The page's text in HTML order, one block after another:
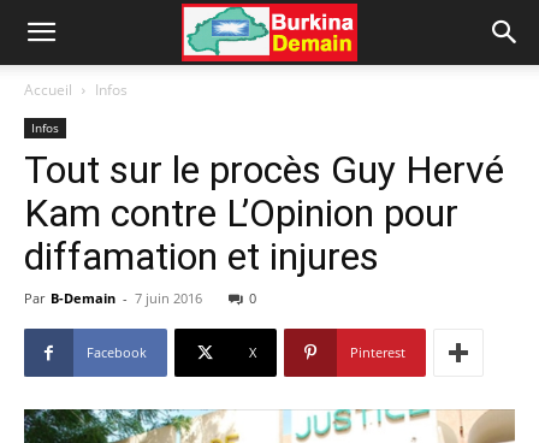
Accueil Infos
Infos
Tout sur le procès Guy Hervé
Kam contre L’Opinion pour
diffamation et injures
Par B-Demain - 7 juin 2016 0
Facebook X Pinterest